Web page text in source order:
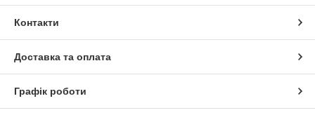
Контакти
Доставка та оплата
Графік роботи